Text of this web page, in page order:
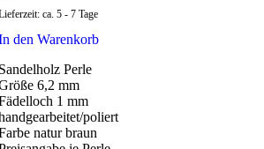
ca. 5 - 7 Tage
den Warenkorb
Perle
6,2 mm
1 mm
poliert
natur braun